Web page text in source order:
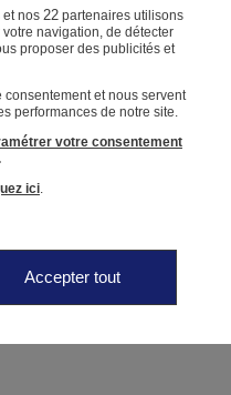
et nos 22partenaires utilisons
navigation, de détecter
proposer des publicités et
et nous servent
performances de notre site.
votre consentement
ici.
Accepter tout